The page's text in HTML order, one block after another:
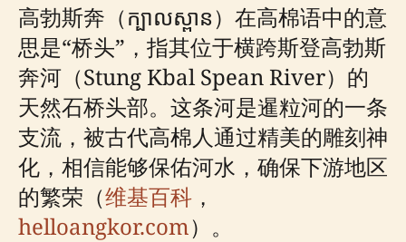
高勃斯奔（ក្បាលស្ពាន）在高棉语中的意
思是“桥头”，指其位于横跨斯登高勃斯
奔河（Stung Kbal Spean River）的
天然石桥头部。这条河是暹粒河的一条
支流，被古代高棉人通过精美的雕刻神
化，相信能够保佑河水，确保下游地区
的繁荣（维基百科 ，
helloangkor.com）。